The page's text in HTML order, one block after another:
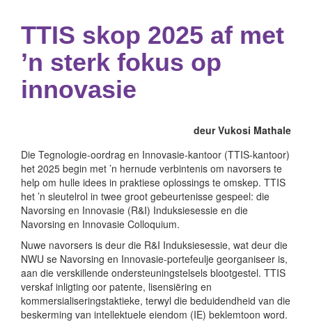
TTIS skop 2025 af met
’n sterk fokus op
innovasie
deur Vukosi Mathale
Die Tegnologie-oordrag en Innovasie-kantoor (TTIS-kantoor)
het 2025 begin met ’n hernude verbintenis om navorsers te
help om hulle idees in praktiese oplossings te omskep. TTIS
het ’n sleutelrol in twee groot gebeurtenisse gespeel: die
Navorsing en Innovasie (R&I) Induksiesessie en die
Navorsing en Innovasie Colloquium.
Nuwe navorsers is deur die R&I Induksiesessie, wat deur die
NWU se Navorsing en Innovasie-portefeulje georganiseer is,
aan die verskillende ondersteuningstelsels blootgestel. TTIS
verskaf inligting oor patente, lisensiëring en
kommersialiseringstaktieke, terwyl die beduidendheid van die
beskerming van intellektuele eiendom (IE) beklemtoon word.